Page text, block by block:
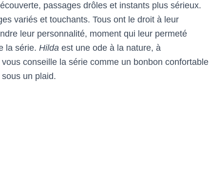
passages drôles et instants plus sérieux.
variés et touchants. Tous ont le droit à leur
leur personnalité, moment qui leur permeté
la série. Hilda est une ode à la nature, à
conseille la série comme un bonbon confortable
un plaid.